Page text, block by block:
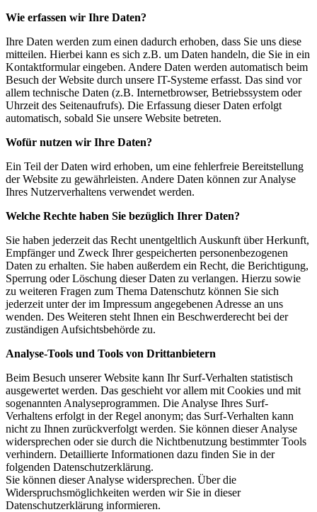
Wie erfassen wir Ihre Daten?
Ihre Daten werden zum einen dadurch erhoben, dass Sie uns diese
mitteilen. Hierbei kann es sich z.B. um Daten handeln, die Sie in ein
Kontaktformular eingeben. Andere Daten werden automatisch beim
Besuch der Website durch unsere IT-Systeme erfasst. Das sind vor
allem technische Daten (z.B. Internetbrowser, Betriebssystem oder
Uhrzeit des Seitenaufrufs). Die Erfassung dieser Daten erfolgt
automatisch, sobald Sie unsere Website betreten.
Wofür nutzen wir Ihre Daten?
Ein Teil der Daten wird erhoben, um eine fehlerfreie Bereitstellung
der Website zu gewährleisten. Andere Daten können zur Analyse
Ihres Nutzerverhaltens verwendet werden.
Welche Rechte haben Sie bezüglich Ihrer Daten?
Sie haben jederzeit das Recht unentgeltlich Auskunft über Herkunft,
Empfänger und Zweck Ihrer gespeicherten personenbezogenen
Daten zu erhalten. Sie haben außerdem ein Recht, die Berichtigung,
Sperrung oder Löschung dieser Daten zu verlangen. Hierzu sowie
zu weiteren Fragen zum Thema Datenschutz können Sie sich
jederzeit unter der im Impressum angegebenen Adresse an uns
wenden. Des Weiteren steht Ihnen ein Beschwerderecht bei der
zuständigen Aufsichtsbehörde zu.
Analyse-Tools und Tools von Drittanbietern
Beim Besuch unserer Website kann Ihr Surf-Verhalten statistisch
ausgewertet werden. Das geschieht vor allem mit Cookies und mit
sogenannten Analyseprogrammen. Die Analyse Ihres Surf-
Verhaltens erfolgt in der Regel anonym; das Surf-Verhalten kann
nicht zu Ihnen zurückverfolgt werden. Sie können dieser Analyse
widersprechen oder sie durch die Nichtbenutzung bestimmter Tools
verhindern. Detaillierte Informationen dazu finden Sie in der
folgenden Datenschutzerklärung.
Sie können dieser Analyse widersprechen. Über die
Widerspruchsmöglichkeiten werden wir Sie in dieser
Datenschutzerklärung informieren.